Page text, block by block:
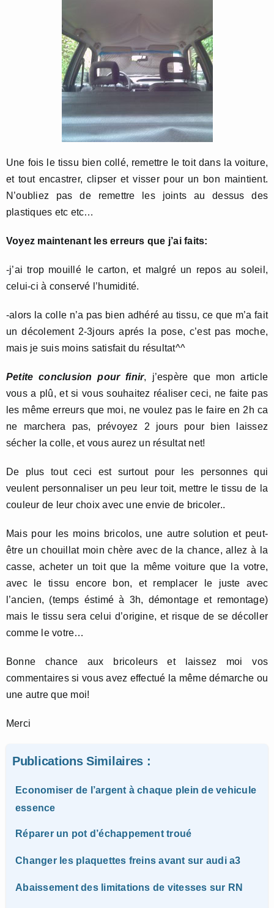
Une fois le tissu bien collé, remettre le toit dans la voiture,
et tout encastrer, clipser et visser pour un bon maintient.
N’oubliez pas de remettre les joints au dessus des
plastiques etc etc…
Voyez maintenant les erreurs que j’ai faits:
-j’ai trop mouillé le carton, et malgré un repos au soleil,
celui-ci à conservé l’humidité.
-alors la colle n’a pas bien adhéré au tissu, ce que m’a fait
un décolement 2-3jours aprés la pose, c’est pas moche,
mais je suis moins satisfait du résultat^^
Petite conclusion pour finir, j’espère que mon article
vous a plû, et si vous souhaitez réaliser ceci, ne faite pas
les même erreurs que moi, ne voulez pas le faire en 2h ca
ne marchera pas, prévoyez 2 jours pour bien laissez
sécher la colle, et vous aurez un résultat net!
De plus tout ceci est surtout pour les personnes qui
veulent personnaliser un peu leur toit, mettre le tissu de la
couleur de leur choix avec une envie de bricoler..
Mais pour les moins bricolos, une autre solution et peut-
être un chouillat moin chère avec de la chance, allez à la
casse, acheter un toit que la même voiture que la votre,
avec le tissu encore bon, et remplacer le juste avec
l’ancien, (temps éstimé à 3h, démontage et remontage)
mais le tissu sera celui d’origine, et risque de se décoller
comme le votre…
Bonne chance aux bricoleurs et laissez moi vos
commentaires si vous avez effectué la même démarche ou
une autre que moi!
Merci
Publications Similaires :
Economiser de l’argent à chaque plein de vehicule
essence
Réparer un pot d’échappement troué
Changer les plaquettes freins avant sur audi a3
Abaissement des limitations de vitesses sur RN